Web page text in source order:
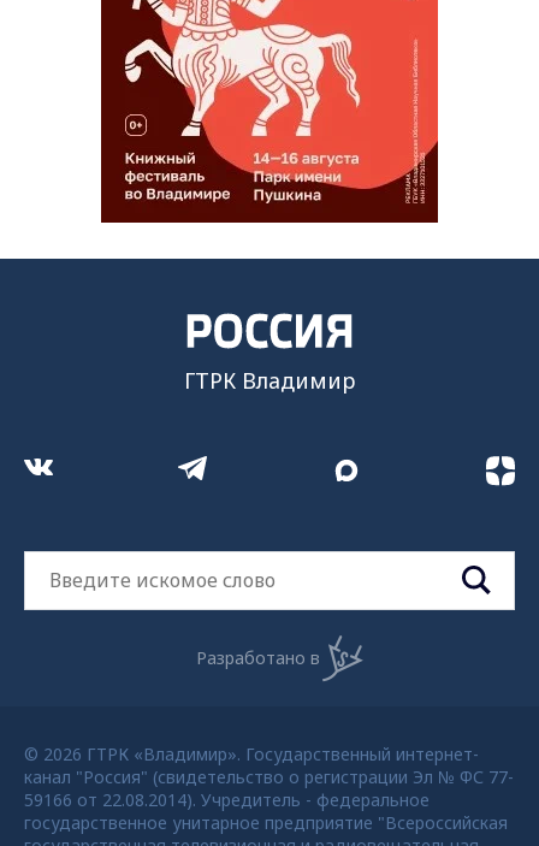
ГТРК Владимир
Разработано в
© 2026 ГТРК «Владимир». Государственный интернет-
канал "Россия" (свидетельство о регистрации Эл № ФС 77-
59166 от 22.08.2014). Учредитель - федеральное
государственное унитарное предприятие "Всероссийская